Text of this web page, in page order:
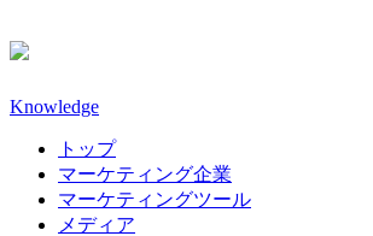
Knowledge
トップ
マーケティング企業
マーケティングツール
メディア